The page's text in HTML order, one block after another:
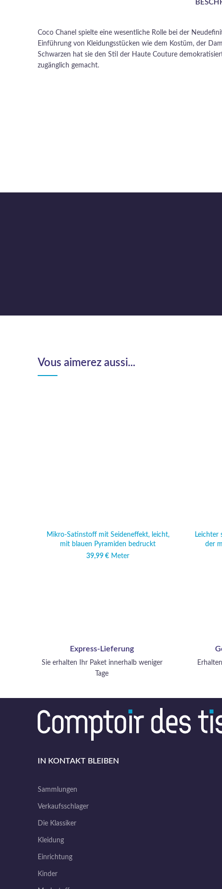
Coco Chanel spielte eine wesentliche Rolle bei der
Einführung von Kleidungsstücken wie dem Kostüm, der
Schwarzen hat sie den Stil der Haute Couture
zugänglich gemacht.
Vous aimerez aussi...
Mikro-Satinstoff mit Seideneffekt, leicht,
mit blauen Pyramiden bedruckt
39,99 € Meter
Leichter
der
Express-Lieferung
Sie erhalten Ihr Paket innerhalb weniger
Tage
IN KONTAKT BLEIBEN
Sammlungen
Verkaufsschlager
Die Klassiker
Kleidung
Einrichtung
Kinder